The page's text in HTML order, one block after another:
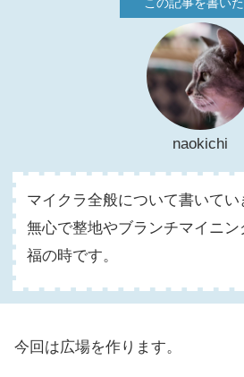
naokichi
マイクラ全般について書いてい
無心で整地やブランチマイニ
福の時です。
今回は広場を作ります。